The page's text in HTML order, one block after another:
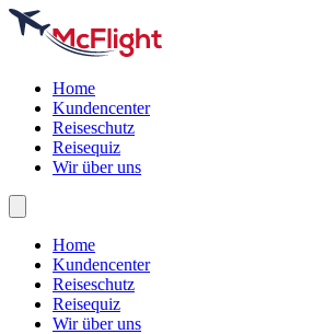
Home
Kundencenter
Reiseschutz
Reisequiz
Wir über uns
Home
Kundencenter
Reiseschutz
Reisequiz
Wir über uns